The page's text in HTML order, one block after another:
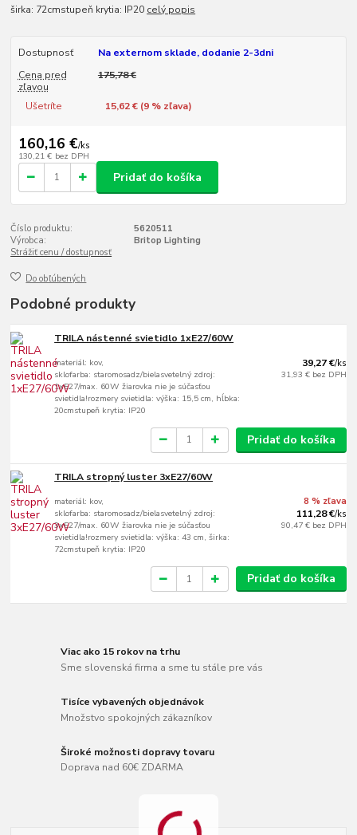
širka: 72cmstupeň krytia: IP20 celý popis
Dostupnosť
Na externom sklade, dodanie 2-3dni
Cena pred
zľavou
175,78 €
Ušetríte 15,62 € (9% zľava)
160,16 €/ks
130,21 € bez DPH
Pridať do košíka
Číslo produktu:
5620511
Výrobca:
Britop Lighting
Strážiť cenu / dostupnosť
Do obľúbených
Podobné produkty
TRILA nástenné svietidlo 1xE27/60W
materiál: kov,
sklofarba: staromosadz/bielasvetelný zdroj:
1xE27/max. 60W žiarovka nie je súčasťou
svietidla!rozmery svietidla: výška: 15,5 cm, hĺbka:
20cmstupeň krytia: IP20
39,27 €/ks
31,93 € bez DPH
Pridať do košíka
TRILA stropný luster 3xE27/60W
materiál: kov,
sklofarba: staromosadz/bielasvetelný zdroj:
3xE27/max. 60W žiarovka nie je súčasťou
svietidla!rozmery svietidla: výška: 43 cm, širka:
72cmstupeň krytia: IP20
8 % zľava
111,28 €/ks
90,47 € bez DPH
Pridať do košíka
Viac ako 15 rokov na trhu
Sme slovenská firma a sme tu stále pre vás
Tisíce vybavených objednávok
Množstvo spokojných zákazníkov
Široké možnosti dopravy tovaru
Doprava nad 60€ ZDARMA